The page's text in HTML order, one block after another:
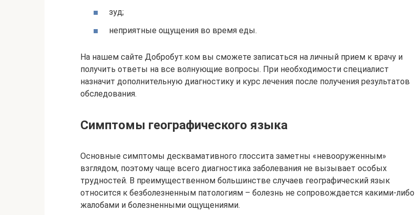
зуд;
неприятные ощущения во время еды.
На нашем сайте Добробут.ком вы сможете записаться на личный прием к врачу и
получить ответы на все волнующие вопросы. При необходимости специалист
назначит дополнительную диагностику и курс лечения после получения результатов
обследования.
Симптомы географического языка
Основные симптомы десквамативного глоссита заметны «невооруженным»
взглядом, поэтому чаще всего диагностика заболевания не вызывает особых
трудностей. В преимущественном большинстве случаев географический язык
относится к безболезненным патологиям – болезнь не сопровождается какими-либо
жалобами и болезненными ощущениями.